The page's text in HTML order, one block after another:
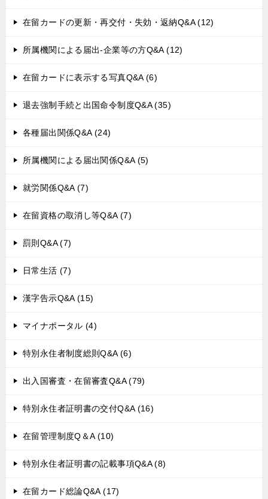
在留カードの更新・再交付・失効・返納Q&A (12)
所属機関による届出-企業等の方Q&A (12)
在留カードに表示する写真Q&A (6)
退去強制手続と出国命令制度Q&A (35)
各種届出関係Q&A (24)
所属機関による届出関係Q&A (5)
就労関係Q&A (7)
在留資格の取消し等Q&A (7)
罰則Q&A (7)
日常生活 (7)
漢字告示Q&A (15)
マイナポータル (4)
特別永住者制度総則Q&A (6)
出入国審査・在留審査Q&A (79)
特別永住者証明書の交付Q&A (16)
在留管理制度Q＆A (10)
特別永住者証明書の記載事項Q&A (8)
在留カード総論Q&A (17)